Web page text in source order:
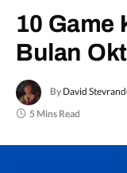
10 Game
Bulan
By David
5 Mins Read